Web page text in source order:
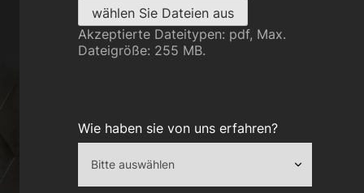
wählen Sie Dateien aus
Akzeptierte Dateitypen: pdf, Max.
Dateigröße: 255 MB.
Wie haben sie von uns erfahren?